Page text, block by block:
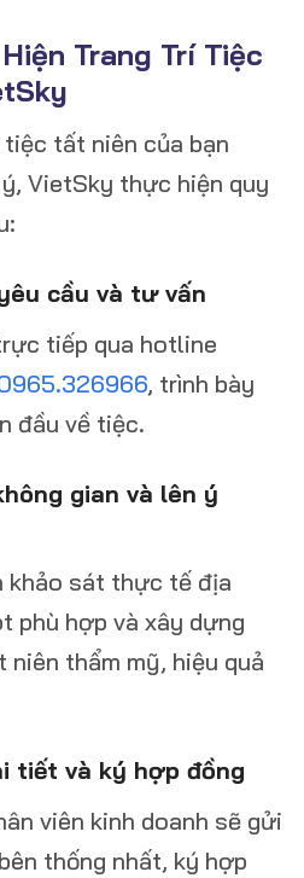
Trang Trí Tiệc
tất niên của bạn
VietSky thực hiện quy
cầu và tư vấn
tiếp qua hotline
, trình bày
đầu về tiệc.
gian và lên ý
khảo sát thực tế địa
phù hợp và xây dựng
thẩm mỹ, hiệu quả
tiết và ký hợp đồng
viên kinh doanh sẽ gửi
thống nhất, ký hợp